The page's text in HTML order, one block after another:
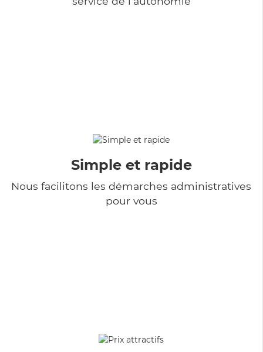
Simple et rapide
Nous facilitons les démarches administratives
pour vous